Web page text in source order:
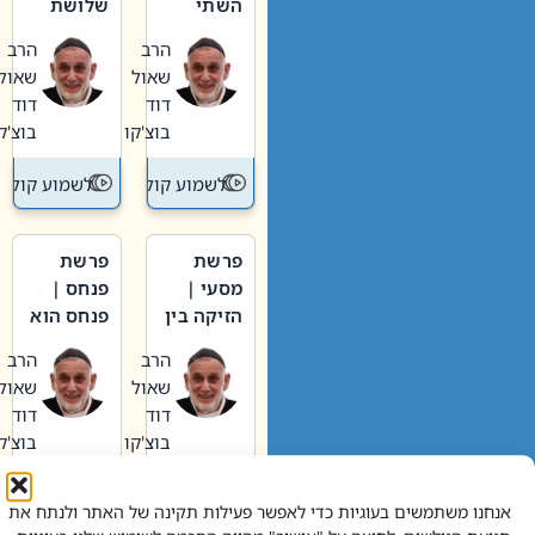
אנחנו משתמשים בעוגיות כדי לאפשר פעילות תקינה של האתר ולנתח את
וערב של
חיינו
הרב
שאול
דוד
בוצ'קו
לשמוע קול תורה – מדרש
האבות
הרב
שאול
דוד
בוצ'קו
לשמוע קול
פרשת
מסעי |
הזיקה בין
הגדול לעם הרב
שאול
דוד
בוצ'קו
לשמוע קול תורה – מדרש
פרשת
פנחס |
פנחס הוא
אליהו: בין
קנאות
הורסת
לקנאות
בונה
הרב
שאול
דוד
בוצ'קו
לשמוע קול